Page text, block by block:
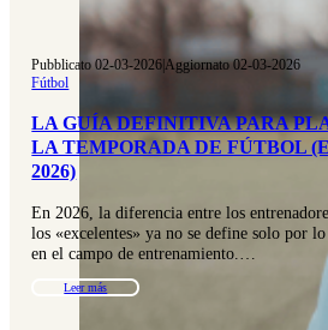
Pubblicato 02-03-2026|Aggiornato 02-03-2026
Fútbol
LA GUÍA DEFINITIVA PARA
LA TEMPORADA DE FÚTBOL
2026)
En 2026, la diferencia entre los
los «excelentes» ya no se define solo por
en el campo de entrenamiento.…
Leer más